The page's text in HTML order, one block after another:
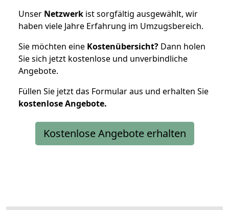
Unser Netzwerk ist sorgfältig ausgewählt, wir
haben viele Jahre Erfahrung im Umzugsbereich.
Sie möchten eine Kostenübersicht? Dann holen
Sie sich jetzt kostenlose und unverbindliche
Angebote.
Füllen Sie jetzt das Formular aus und erhalten Sie
kostenloseAngebote.
Kostenlose Angebote erhalten